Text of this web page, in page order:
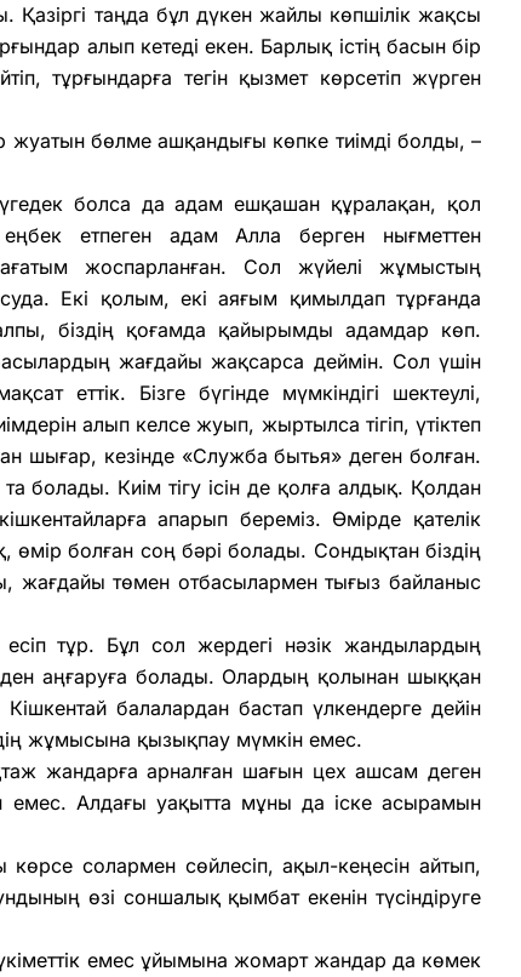
Қазіргі таңда бұл дүкен жайлы көпшілік жақсы
алып кетеді екен. Барлық істің басын бір
тұрғындарға тегін қызмет көрсетіп жүрген
жуатын бөлме ашқандығы көпке тиімді болды, –
болса да адам ешқашан құралақан, қол
етпеген адам Алла берген нығметтен
жоспарланған. Сол жүйелі жұмыстың
Екі қолым, екі аяғым қимылдап тұрғанда
біздің қоғамда қайырымды адамдар көп.
жағдайы жақсарса деймін. Сол үшін
еттік. Бізге бүгінде мүмкіндігі шектеулі,
алып келсе жуып, жыртылса тігіп, үтіктеп
шығар, кезінде «Служба бытья» деген болған.
болады. Киім тігу ісін де қолға алдық. Қолдан
апарып береміз. Өмірде қателік
болған соң бәрі болады. Сондықтан біздің
жағдайы төмен отбасылармен тығыз байланыс
тұр. Бұл сол жердегі нәзік жандылардың
аңғаруға болады. Олардың қолынан шыққан
балалардан бастап үлкендерге дейін
жұмысына қызықпау мүмкін емес.
жандарға арналған шағын цех ашсам деген
емес. Алдағы уақытта мұны да іске асырамын
солармен сөйлесіп, ақыл-кеңесін айтып,
өзі соншалық қымбат екенін түсіндіруге
емес ұйымына жомарт жандар да көмек